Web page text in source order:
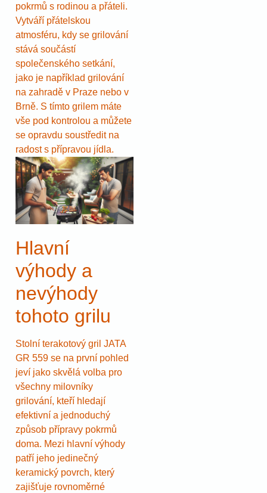
pokrmů s rodinou a přáteli.
Vytváří přátelskou
atmosféru, kdy se grilování
stává součástí
společenského setkání,
jako je například grilování
na zahradě v Praze nebo v
Brně. S tímto grilem máte
vše pod kontrolou a můžete
se opravdu soustředit na
radost s přípravou jídla.
Hlavní
výhody a
nevýhody
tohoto grilu
Stolní terakotový gril JATA
GR 559 se na první pohled
jeví jako skvělá volba pro
všechny milovníky
grilování, kteří hledají
efektivní a jednoduchý
způsob přípravy pokrmů
doma. Mezi hlavní výhody
patří jeho jedinečný
keramický povrch, který
zajišťuje rovnoměrné